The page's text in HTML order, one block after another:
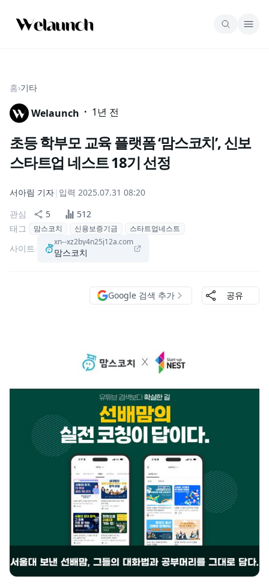
홈›기타
Welaunch · 1년 전
초등 학부모 교육 플랫폼 ‘맘스코치’, 신보
스타트업 네스트 18기 선정
서아림 기자| 입력 2025.07.31 08:20
관심
5
512
태그
맘스코치 신용보증기금 스타트업네스트
사이트
xn--xz2by4n25j12a.com
맘스코치
Google 검색 추가 공유